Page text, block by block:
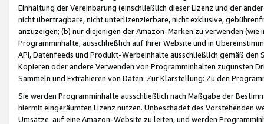
Einhaltung der Vereinbarung (einschließlich dieser Lizenz und der
nicht übertragbare, nicht unterlizenzierbare, nicht exklusive,
anzuzeigen; (b) nur diejenigen der Amazon-Marken zu verwenden
Programminhalte, ausschließlich auf Ihrer Website und in
API, Datenfeeds und Produkt-Werbeinhalte ausschließlich gemäß
Kopieren oder andere Verwenden von Programminhalten zugunsten
Sammeln und Extrahieren von Daten. Zur Klarstellung: Zu den
Sie werden Programminhalte ausschließlich nach Maßgabe der
hiermit eingeräumten Lizenz nutzen. Unbeschadet des Vorstehenden
Umsätze auf eine Amazon-Website zu leiten, und werden